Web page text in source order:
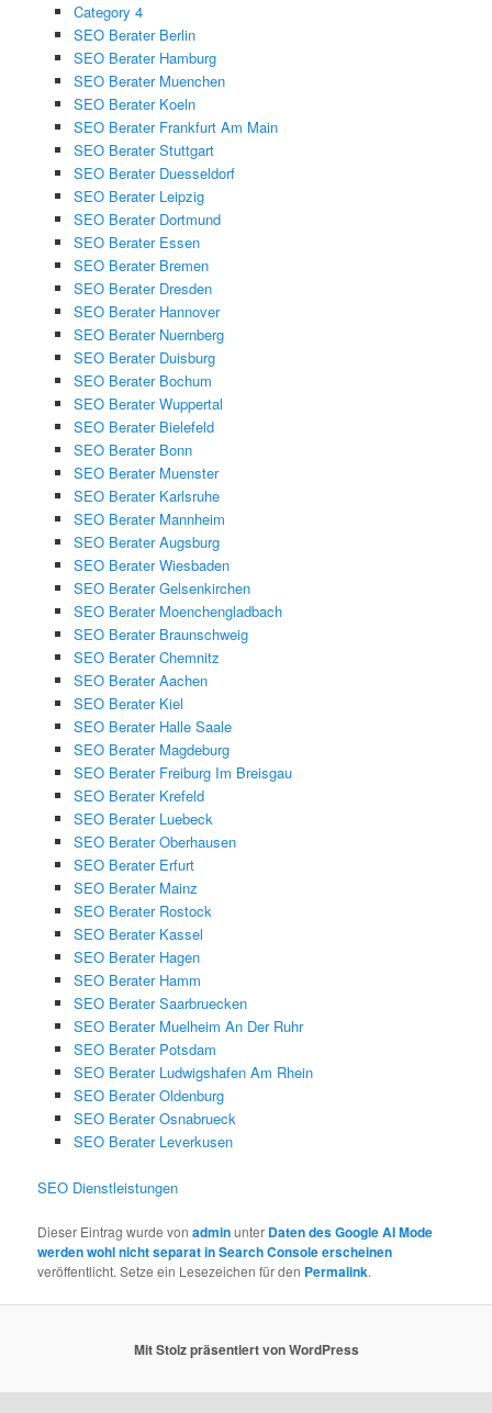
Category 4
SEO Berater Berlin
SEO Berater Hamburg
SEO Berater Muenchen
SEO Berater Koeln
SEO Berater Frankfurt Am Main
SEO Berater Stuttgart
SEO Berater Duesseldorf
SEO Berater Leipzig
SEO Berater Dortmund
SEO Berater Essen
SEO Berater Bremen
SEO Berater Dresden
SEO Berater Hannover
SEO Berater Nuernberg
SEO Berater Duisburg
SEO Berater Bochum
SEO Berater Wuppertal
SEO Berater Bielefeld
SEO Berater Bonn
SEO Berater Muenster
SEO Berater Karlsruhe
SEO Berater Mannheim
SEO Berater Augsburg
SEO Berater Wiesbaden
SEO Berater Gelsenkirchen
SEO Berater Moenchengladbach
SEO Berater Braunschweig
SEO Berater Chemnitz
SEO Berater Aachen
SEO Berater Kiel
SEO Berater Halle Saale
SEO Berater Magdeburg
SEO Berater Freiburg Im Breisgau
SEO Berater Krefeld
SEO Berater Luebeck
SEO Berater Oberhausen
SEO Berater Erfurt
SEO Berater Mainz
SEO Berater Rostock
SEO Berater Kassel
SEO Berater Hagen
SEO Berater Hamm
SEO Berater Saarbruecken
SEO Berater Muelheim An Der Ruhr
SEO Berater Potsdam
SEO Berater Ludwigshafen Am Rhein
SEO Berater Oldenburg
SEO Berater Osnabrueck
SEO Berater Leverkusen
SEO Dienstleistungen
Dieser Eintrag wurde vonadminunter Daten des Google AI Mode
werden wohl nicht separat in Search Console erscheinen
veröffentlicht. Setze ein Lesezeichen für den Permalink.
Mit Stolz präsentiert von WordPress